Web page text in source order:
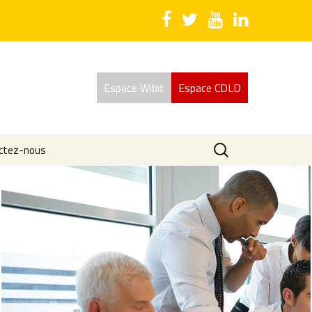
Espace Wibit Espace CDLD
nous Rechercher :